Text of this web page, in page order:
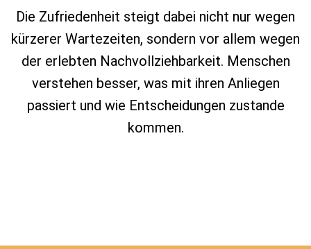
Die Zufriedenheit steigt dabei nicht nur wegen
kürzerer Wartezeiten, sondern vor allem wegen
der erlebten Nachvollziehbarkeit. Menschen
verstehen besser, was mit ihren Anliegen
passiert und wie Entscheidungen zustande
kommen.